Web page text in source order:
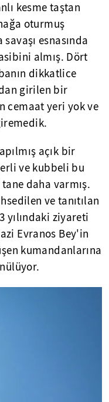
kesme taştan
oturmuş
esnasında
almış. Dört
dikkatlice
girilen bir
cemaat yeri yok ve
açık bir
ve kubbeli bu
daha varmış.
ve tanıtılan
yılındaki ziyareti
Evranos Bey'in
kumandanlarına